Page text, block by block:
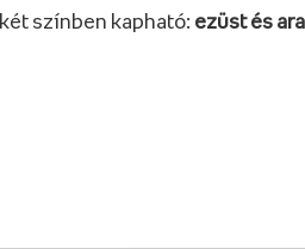
két színben kapható: ezüst és